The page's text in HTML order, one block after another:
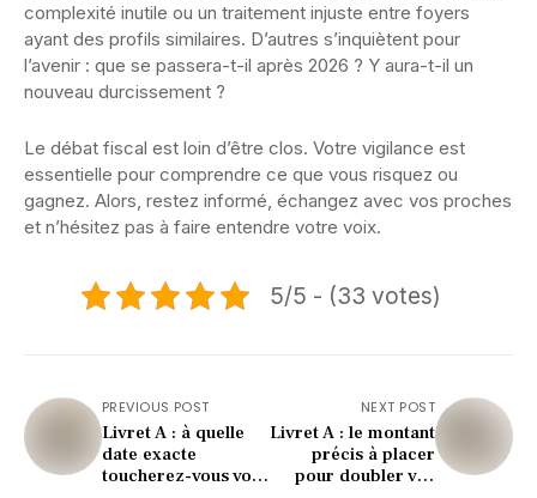
complexité inutile ou un traitement injuste entre foyers
ayant des profils similaires. D’autres s’inquiètent pour
l’avenir : que se passera-t-il après 2026 ? Y aura-t-il un
nouveau durcissement ?
Le débat fiscal est loin d’être clos. Votre vigilance est
essentielle pour comprendre ce que vous risquez ou
gagnez. Alors, restez informé, échangez avec vos proches
et n’hésitez pas à faire entendre votre voix.
5/5 - (33 votes)
PREVIOUS POST
Livret A : à quelle
date exacte
toucherez-vous vos
NEXT POST
Livret A : le montant
précis à placer
pour doubler vos